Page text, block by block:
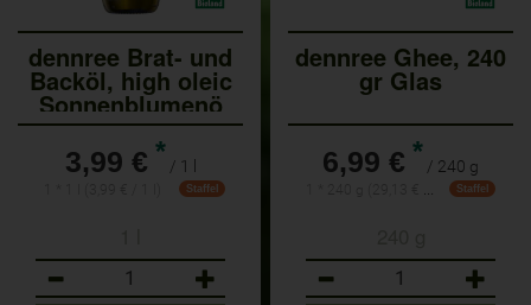
dennree Brat- und
Backöl, high oleic
Sonnenblumenö
3,99 € * / 1 l
Staffel
dennree Ghee, 240
gr Glas
6,99 € * / 240 g
Staffel